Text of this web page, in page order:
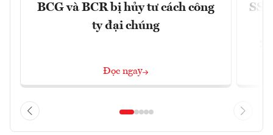
BCG và BCR bị hủy tư cách công
ty đại chúng
Đọc ngay
SSI